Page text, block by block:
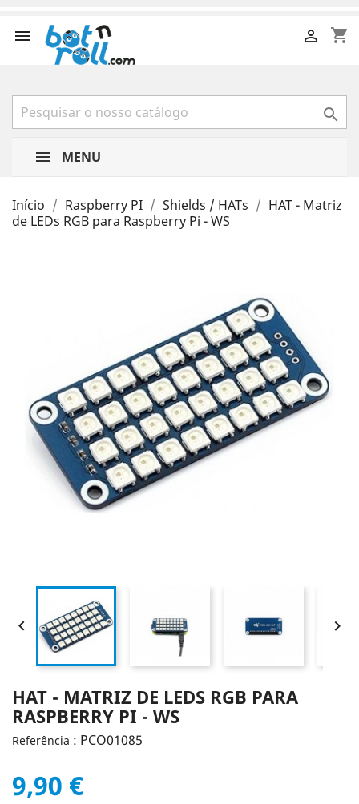
 shopping_cart


MENU
Início Raspberry PI Shields / HATs
HAT - Matriz
de LEDs RGB para Raspberry Pi - WS
 
HAT - MATRIZ DE LEDS RGB PARA
RASPBERRY PI - WS
Referência : PCO01085
9,90 €